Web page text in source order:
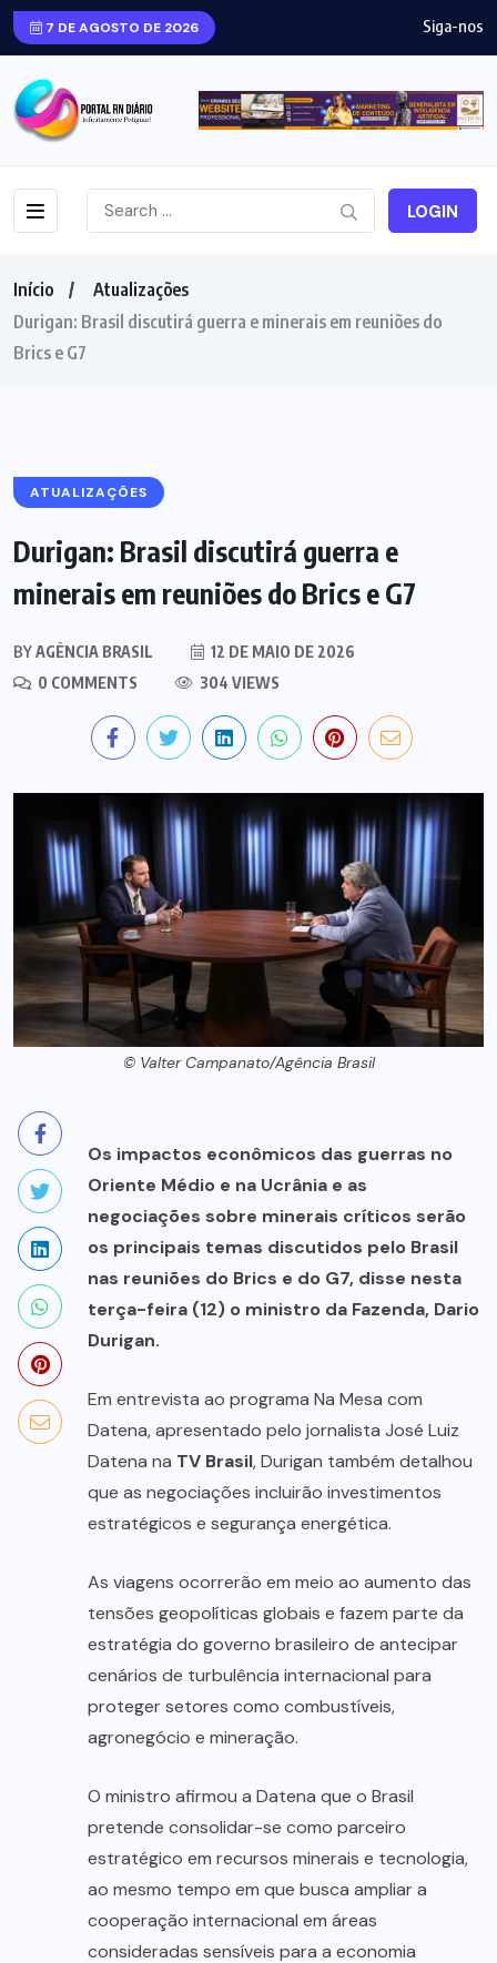
7 DE AGOSTO DE 2026 Siga-nos
LOGIN
Início
Atualizações
Durigan: Brasil discutirá guerra e minerais em reuniões do
Brics e G7
ATUALIZAÇÕES
Durigan: Brasil discutirá guerra e
minerais em reuniões do Brics e G7
BYAGÊNCIA BRASIL
12 DE MAIO DE 2026
0 COMMENTS
304 VIEWS
© Valter Campanato/Agência Brasil
Os impactos econômicos das guerras no
Oriente Médio e na Ucrânia e as
negociações sobre minerais críticos serão
os principais temas discutidos pelo Brasil
nas reuniões do Brics e do G7, disse nesta
terça-feira (12) o ministro da Fazenda, Dario
Durigan.
Em entrevista ao programa Na Mesa com
Datena, apresentado pelo jornalista José Luiz
Datena na TV Brasil, Durigan também detalhou
que as negociações incluirão investimentos
estratégicos e segurança energética.
As viagens ocorrerão em meio ao aumento das
tensões geopolíticas globais e fazem parte da
estratégia do governo brasileiro de antecipar
cenários de turbulência internacional para
proteger setores como combustíveis,
agronegócio e mineração.
O ministro afirmou a Datena que o Brasil
pretende consolidar-se como parceiro
estratégico em recursos minerais e tecnologia,
ao mesmo tempo em que busca ampliar a
cooperação internacional em áreas
consideradas sensíveis para a economia